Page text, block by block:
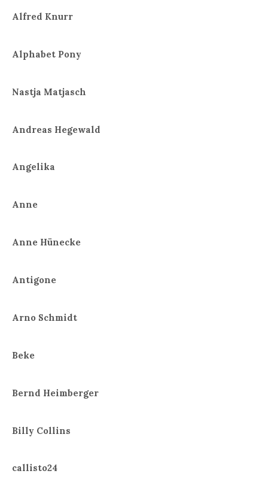
Alfred Knurr
Alphabet Pony
Nastja Matjasch
Andreas Hegewald
Angelika
Anne
Anne Hünecke
Antigone
Arno Schmidt
Beke
Bernd Heimberger
Billy Collins
callisto24